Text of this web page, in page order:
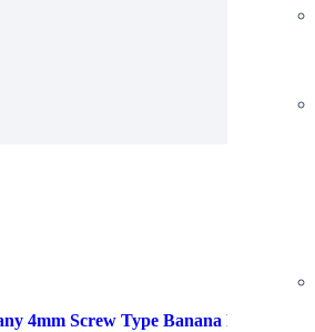
4mm Screw Type Banana Plug Kit